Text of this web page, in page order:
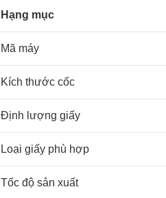
Hạng mục
Mã máy
Kích thước cốc
Định lượng giấy
Loại giấy phù hợp
Tốc độ sản xuất